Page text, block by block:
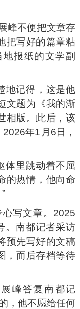
峰不便把文章存
把写好的篇章粘
报纸的文学副
记得，这是他
文题为《我的渐
相版。此后，该
年1月6日，
体里跳动着不屈
的热情，他向命
写文章。2025
。南都记者采访
预先写好的文稿
，而后存档等待
峰答复南都记
，他不愿给任何